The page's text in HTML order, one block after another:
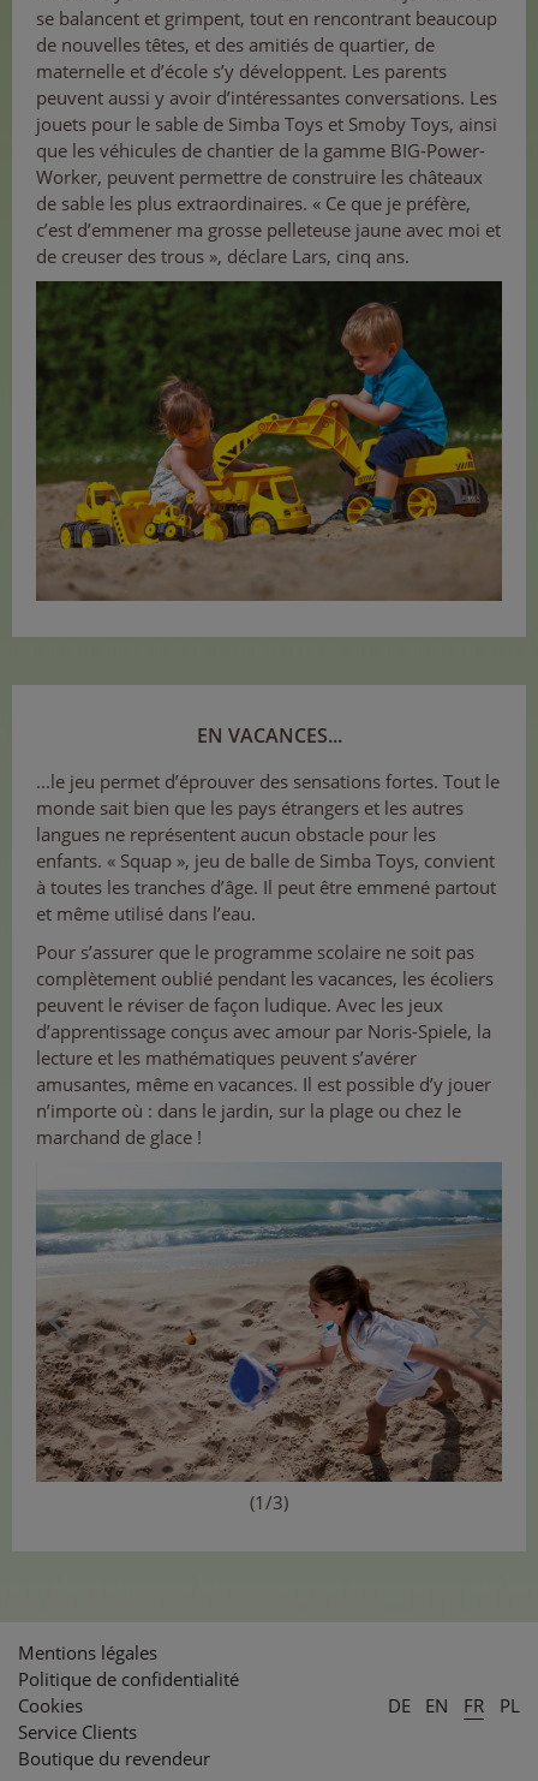
se balancent et grimpent, tout en rencontrant beaucoup
de nouvelles têtes, et des amitiés de quartier, de
maternelle et d’école s’y développent. Les parents
peuvent aussi y avoir d’intéressantes conversations. Les
jouets pour le sable de Simba Toys et Smoby Toys, ainsi
que les véhicules de chantier de la gamme BIG-Power-
Worker, peuvent permettre de construire les châteaux
de sable les plus extraordinaires. « Ce que je préfère,
c’est d’emmener ma grosse pelleteuse jaune avec moi et
de creuser des trous », déclare Lars, cinq ans.
EN VACANCES...
...le jeu permet d’éprouver des sensations fortes. Tout le
monde sait bien que les pays étrangers et les autres
langues ne représentent aucun obstacle pour les
enfants. « Squap », jeu de balle de Simba Toys, convient
à toutes les tranches d’âge. Il peut être emmené partout
et même utilisé dans l’eau.
Pour s’assurer que le programme scolaire ne soit pas
complètement oublié pendant les vacances, les écoliers
peuvent le réviser de façon ludique. Avec les jeux
d’apprentissage conçus avec amour par Noris-Spiele, la
lecture et les mathématiques peuvent s’avérer
amusantes, même en vacances. Il est possible d’y jouer
n’importe où : dans le jardin, sur la plage ou chez le
marchand de glace !
(1/3)
Mentions légales
Politique de confidentialité
Cookies
Service Clients
Boutique du revendeur
DE EN FR PL